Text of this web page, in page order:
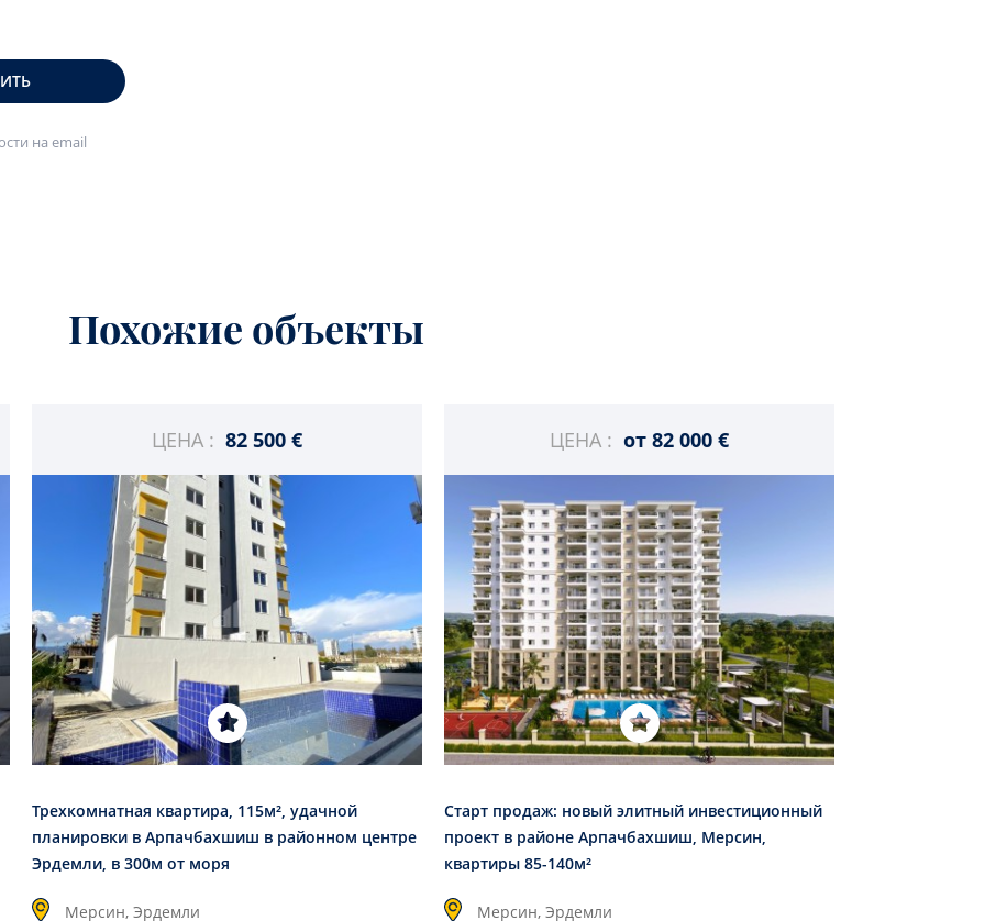
на email
Похожие объекты
ЦЕНА : 82 500 €
Трехкомнатная квартира, 115м², удачной
планировки в Арпачбахшиш в районном центре
Эрдемли, в 300м от моря
Мерсин, Эрдемли
ЦЕНА : от 82 000 €
Старт продаж: новый элитный инвестиционный
проект в районе Арпачбахшиш, Мерсин,
квартиры 85-140м²
Мерсин, Эрдемли